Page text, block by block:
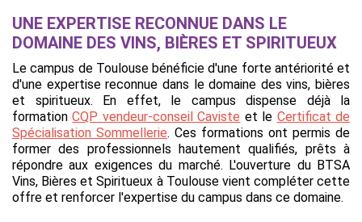
UNE EXPERTISE RECONNUE DANS LE
DOMAINE DES VINS, BIÈRES ET SPIRITUEUX
Le campus de Toulouse bénéficie d'une forte antériorité et
d'une expertise reconnue dans le domaine des vins, bières
et spiritueux. En effet, le campus dispense déjà la
formationCQP vendeur-conseil Caviste et le Certificat de
Spécialisation Sommellerie. Ces formations ont permis de
former des professionnels hautement qualifiés, prêts à
répondre aux exigences du marché. L'ouverture du BTSA
Vins, Bières et Spiritueux à Toulouse vient compléter cette
offre et renforcer l'expertise du campus dans ce domaine.